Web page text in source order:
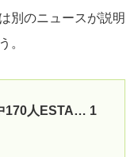
別のニュースが説明
。
170人ESTA… 1